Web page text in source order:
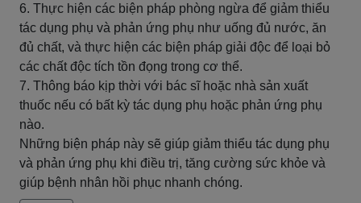
6. Thực hiện các biện pháp phòng ngừa để giảm thiểu
tác dụng phụ và phản ứng phụ như uống đủ nước, ăn
đủ chất, và thực hiện các biện pháp giải độc để loại bỏ
các chất độc tích tồn đọng trong cơ thể.
7. Thông báo kịp thời với bác sĩ hoặc nhà sản xuất
thuốc nếu có bất kỳ tác dụng phụ hoặc phản ứng phụ
nào.
Những biện pháp này sẽ giúp giảm thiểu tác dụng phụ
và phản ứng phụ khi điều trị, tăng cường sức khỏe và
giúp bệnh nhân hồi phục nhanh chóng.